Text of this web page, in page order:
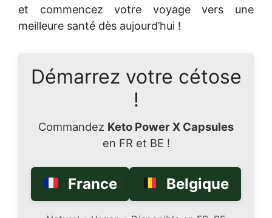
et commencez votre voyage vers une
meilleure santé dès aujourd’hui !
Démarrez votre cétose
!
Commandez Keto Power X Capsules
en FR et BE !
France Belgique